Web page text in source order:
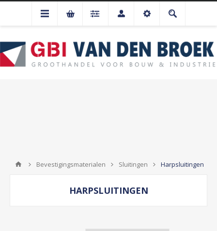
Bevestigingsmaterialen Sluitingen Harpsluitingen
HARPSLUITINGEN